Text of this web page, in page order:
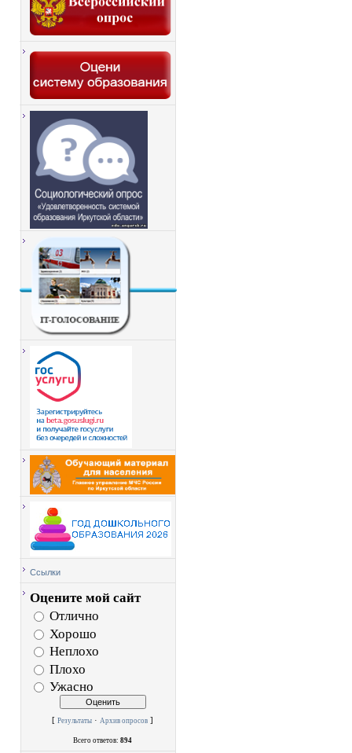
Ссылки
Оцените мой сайт
Отлично
Хорошо
Неплохо
Плохо
Ужасно
[ Результаты · Архив опросов ]
Всего ответов: 894